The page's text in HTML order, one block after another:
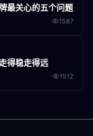
最关心的五个问题
1587
得稳走得远
1512